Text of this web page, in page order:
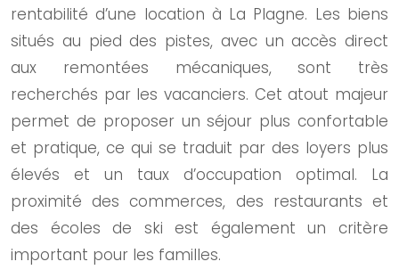
rentabilité d’une location à La Plagne. Les biens
situés au pied des pistes, avec un accès direct
aux remontées mécaniques, sont très
recherchés par les vacanciers. Cet atout majeur
permet de proposer un séjour plus confortable
et pratique, ce qui se traduit par des loyers plus
élevés et un taux d’occupation optimal. La
proximité des commerces, des restaurants et
des écoles de ski est également un critère
important pour les familles.